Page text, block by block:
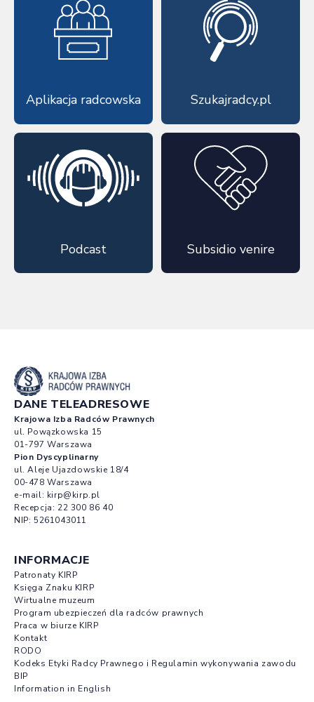
Aplikacja radcowska Szukajradcy.pl
Podcast Subsidio venire
DANE TELEADRESOWE
Krajowa Izba Radców Prawnych
ul. Powązkowska 15
01-797 Warszawa
Pion Dyscyplinarny
ul. Aleje Ujazdowskie 18/4
00-478 Warszawa
e-mail: kirp@kirp.pl
Recepcja: 22 300 86 40
NIP: 5261043011
INFORMACJE
Patronaty KIRP
Księga Znaku KIRP
Wirtualne muzeum
Program ubezpieczeń dla radców prawnych
Praca w biurze KIRP
Kontakt
RODO
Kodeks Etyki Radcy Prawnego i Regulamin wykonywania zawodu
BIP
Information in English